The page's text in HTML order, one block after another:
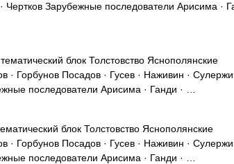
Чертков Зарубежные последователи Арисима ·
блок Толстовство Яснополянские
· Горбунов Посадов · Гусев · Наживин ·
последователи Арисима · Ганди · …
блок Толстовство Яснополянские
· Горбунов Посадов · Гусев · Наживин ·
последователи Арисима · Ганди · …